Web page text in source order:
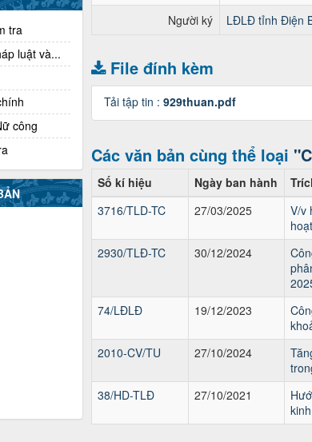
Người ký
LĐLĐ tỉnh Điện
File đính kèm
Tải tập tin : 929thuan.pdf
Các văn bản cùng thể loại
Số kí hiệu Ngày ban hành
3716/TLD-TC
27/03/2025
V/v
2930/TLĐ-TC
30/12/2024
74/LĐLĐ
19/12/2023
2010-CV/TU
27/10/2024
38/HD-TLĐ
27/10/2021
tra
luật và...
công